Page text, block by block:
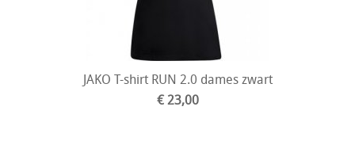
JAKO T-shirt RUN 2.0 dames zwart
€ 23,00